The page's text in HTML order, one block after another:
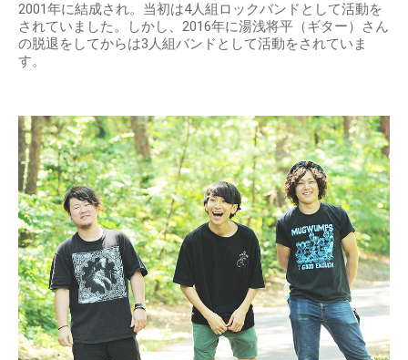
2001年に結成され。当初は4人組ロックバンドとして活動を
されていました。しかし、2016年に湯浅将平（ギター）さん
の脱退をしてからは3人組バンドとして活動をされていま
す。